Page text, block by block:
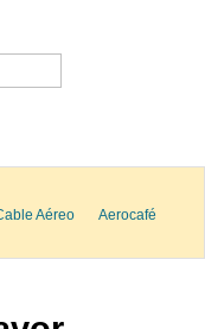
Aéreo
Aerocafé